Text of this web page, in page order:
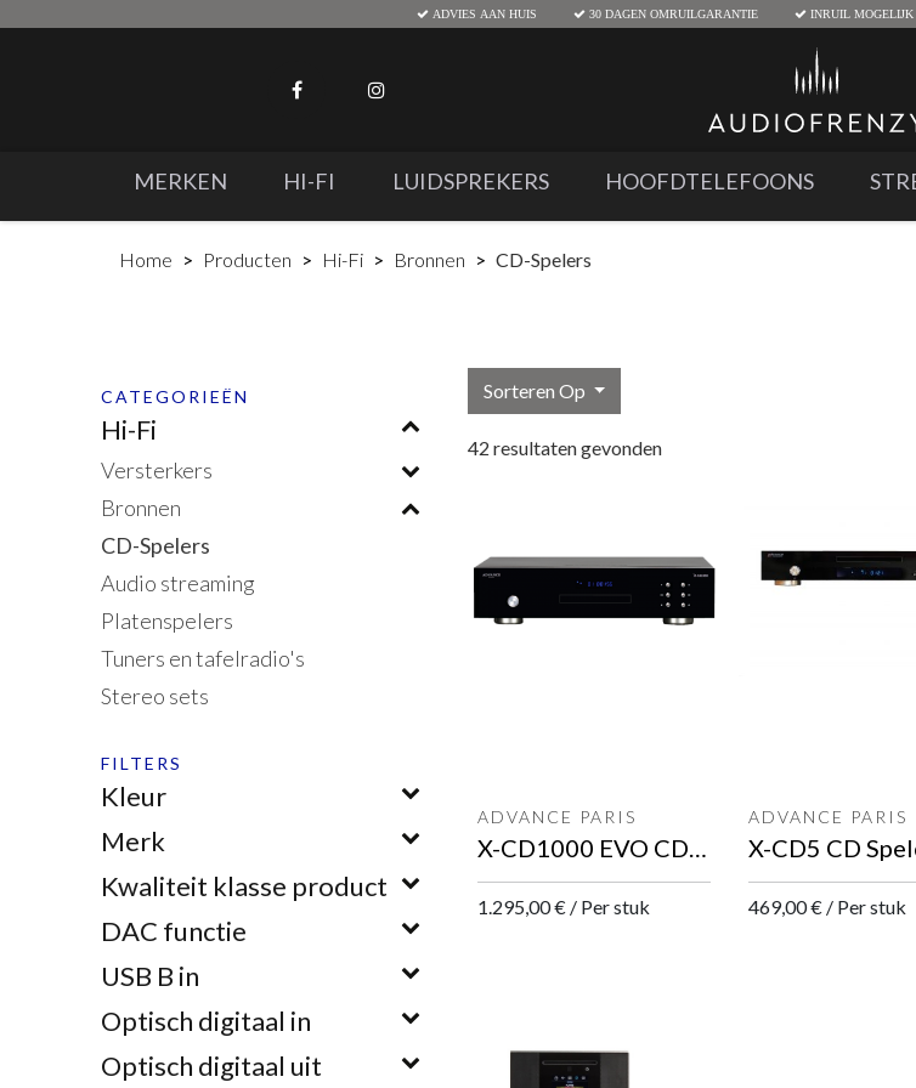
ADVIES AAN HUIS 30 DAGEN OMRUILGARANTIE INRUIL MOGELIJK
MERKEN HI-FI LUIDSPREKERS HOOFDTELEFOONS
Home Producten Hi-Fi Bronnen CD-Spelers
CATEGORIEËN
Hi-Fi
Versterkers
Bronnen
CD-Spelers
Audio streaming
Platenspelers
Tuners en tafelradio's
Stereo sets
FILTERS
Kleur
Merk
Kwaliteit klasse product
DAC functie
USB B in
Optisch digitaal in
Optisch digitaal uit
Sorteren Op
42 resultaten gevonden
ADVANCE PARIS
X-CD1000 EVO CD Speler
1.295,00€ / Per stuk
ADVANCE PARIS
X-CD5 CD
469,00€ / Per stuk